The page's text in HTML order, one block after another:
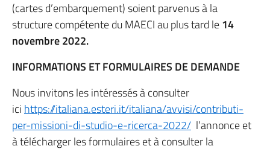
(cartes d’embarquement) soient parvenus à la
structure compétente du MAECI au plus tard le14
novembre 2022.
INFORMATIONS ET FORMULAIRES DE DEMANDE
Nous invitons les intéressés à consulter
ici https://italiana.esteri.it/italiana/avvisi/contributi-
per-missioni-di-studio-e-ricerca-2022/ l’annonce et
à télécharger les formulaires et à consulter la